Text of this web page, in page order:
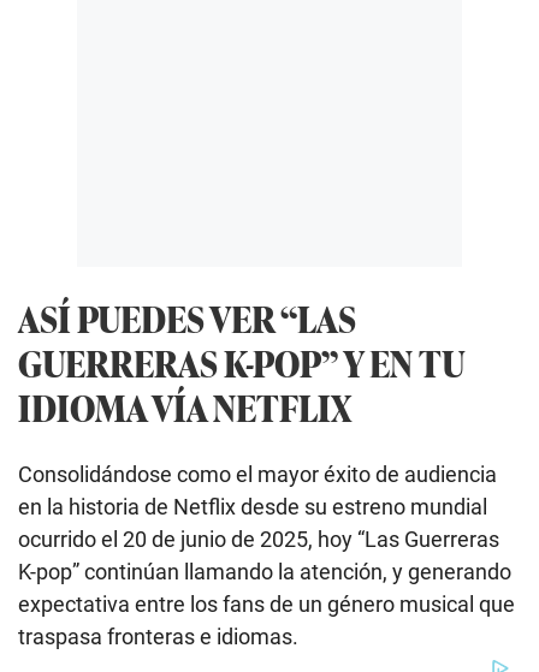
ASÍ PUEDES VER “LAS
GUERRERAS K-POP” Y EN TU
IDIOMA VÍA NETFLIX
Consolidándose como el mayor éxito de audiencia
en la historia de Netflix desde su estreno mundial
ocurrido el 20 de junio de 2025, hoy “Las Guerreras
K-pop” continúan llamando la atención, y generando
expectativa entre los fans de un género musical que
traspasa fronteras e idiomas.